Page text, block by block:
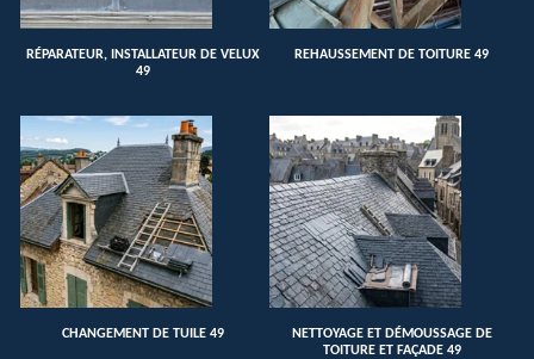
RÉPARATEUR, INSTALLATEUR DE VELUX
49
REHAUSSEMENT DE TOITURE 49
CHANGEMENT DE TUILE 49
NETTOYAGE ET DÉMOUSSAGE DE
TOITURE ET FAÇADE 49